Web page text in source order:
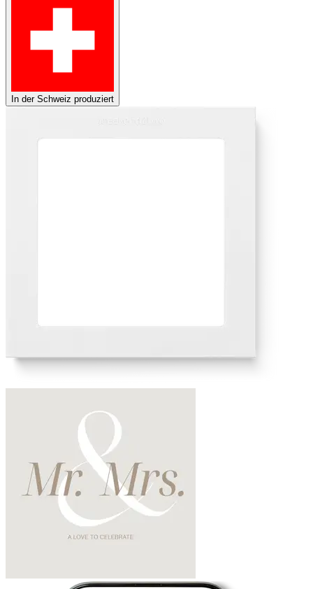
In der Schweiz produziert